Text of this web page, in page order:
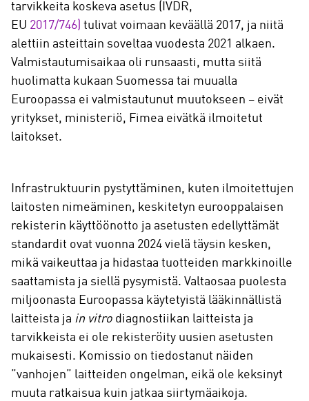
tarvikkeita koskeva asetus (IVDR,
EU 2017/746) tulivat voimaan keväällä 2017, ja niitä
alettiin asteittain soveltaa vuodesta 2021 alkaen.
Valmistautumisaikaa oli runsaasti, mutta siitä
huolimatta kukaan Suomessa tai muualla
Euroopassa ei valmistautunut muutokseen – eivät
yritykset, ministeriö, Fimea eivätkä ilmoitetut
laitokset.
Infrastruktuurin pystyttäminen, kuten ilmoitettujen
laitosten nimeäminen, keskitetyn eurooppalaisen
rekisterin käyttöönotto ja asetusten edellyttämät
standardit ovat vuonna 2024 vielä täysin kesken,
mikä vaikeuttaa ja hidastaa tuotteiden markkinoille
saattamista ja siellä pysymistä. Valtaosaa puolesta
miljoonasta Euroopassa käytetyistä lääkinnällistä
laitteista ja in vitro diagnostiikan laitteista ja
tarvikkeista ei ole rekisteröity uusien asetusten
mukaisesti. Komissio on tiedostanut näiden
”vanhojen” laitteiden ongelman, eikä ole keksinyt
muuta ratkaisua kuin jatkaa siirtymäaikoja.